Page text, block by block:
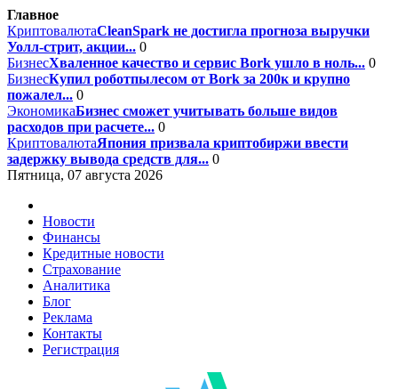
Главное
КриптовалютаCleanSpark не достигла прогноза выручки
Уолл-стрит, акции... 0
БизнесХваленное качество и сервис Bork ушло в ноль... 0
БизнесКупил роботпылесом от Bork за 200к и крупно
пожалел... 0
ЭкономикаБизнес сможет учитывать больше видов
расходов при расчете... 0
КриптовалютаЯпония призвала криптобиржи ввести
задержку вывода средств для... 0
Пятница, 07 августа 2026
Новости
Финансы
Кредитные новости
Страхование
Аналитика
Блог
Реклама
Контакты
Регистрация